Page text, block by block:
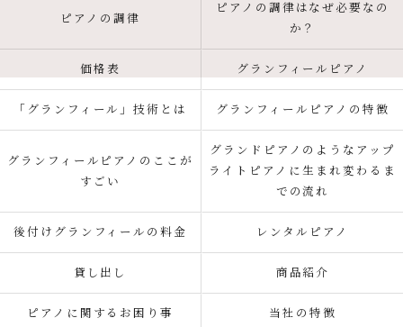
ピアノの調律
ピアノの調律はなぜ必要なの
か？
価格表 グランフィールピアノ
「グランフィール」技術とは グランフィールピアノの特徴
グランフィールピアノのここが
すごい
グランドピアノのようなアップ
ライトピアノに生まれ変わるま
での流れ
後付けグランフィールの料金 レンタルピアノ
貸し出し 商品紹介
ピアノに関するお困り事 当社の特徴